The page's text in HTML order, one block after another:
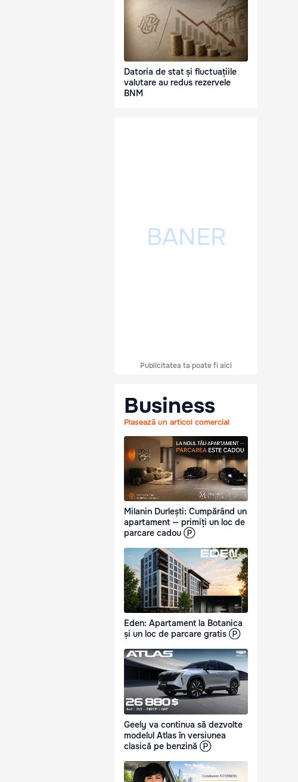
Datoria de stat și fluctuațiile
valutare au redus rezervele
BNM
Publicitatea ta poate fi aici
Business
Plasează un articol comercial
Milanin Durlești: Cumpărând un
apartament — primiți un loc de
parcare cadou Ⓟ
Eden: Apartament la Botanica
și un loc de parcare gratis Ⓟ
Geely va continua să dezvolte
modelul Atlas în versiunea
clasică pe benzină Ⓟ